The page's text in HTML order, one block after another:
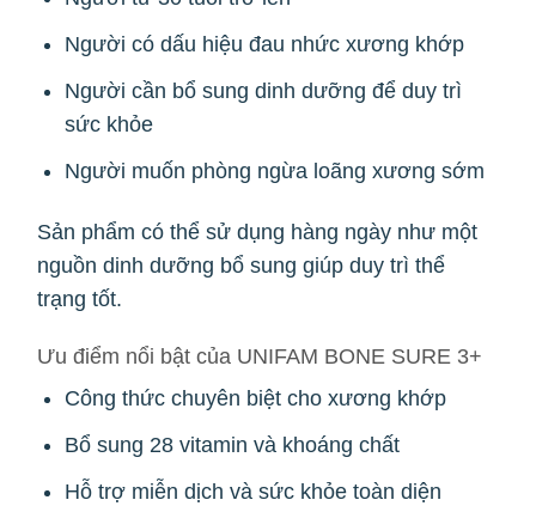
Người có dấu hiệu đau nhức xương khớp
Người cần bổ sung dinh dưỡng để duy trì
sức khỏe
Người muốn phòng ngừa loãng xương sớm
Sản phẩm có thể sử dụng hàng ngày như một
nguồn dinh dưỡng bổ sung giúp duy trì thể
trạng tốt.
Ưu điểm nổi bật của UNIFAM BONE SURE 3+
Công thức chuyên biệt cho xương khớp
Bổ sung 28 vitamin và khoáng chất
Hỗ trợ miễn dịch và sức khỏe toàn diện